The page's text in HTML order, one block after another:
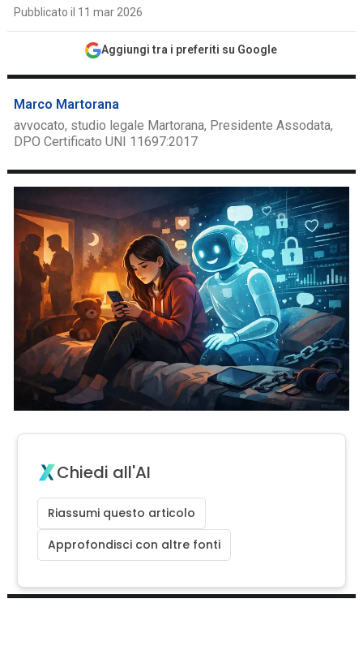
Pubblicato il 11 mar 2026
Aggiungi tra i preferiti su Google
Marco Martorana
avvocato, studio legale Martorana, Presidente Assodata,
DPO Certificato UNI 11697:2017
Chiedi all'AI
Riassumi questo articolo
Approfondisci con altre fonti